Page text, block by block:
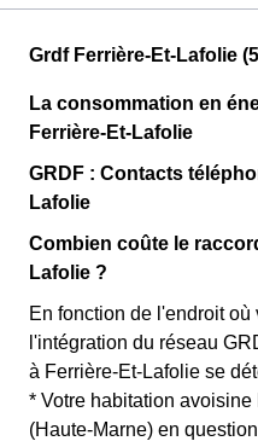
Grdf Ferrière-Et-Lafolie
La consommation en
Ferrière-Et-Lafolie
GRDF : Contacts
Lafolie
Combien coûte le
Lafolie ?
En fonction de l'endroit
l'intégration du réseau
à Ferrière-Et-Lafolie se
* Votre habitation
(Haute-Marne) en